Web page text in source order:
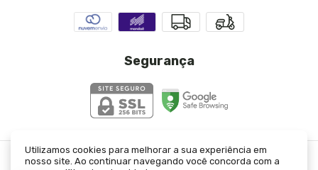
Utilizamos cookies para melhorar a sua experiência em
nosso site. Ao continuar navegando você concorda com a
Segurança
T- Shirt Fundo do Mar Off- JJ Modas